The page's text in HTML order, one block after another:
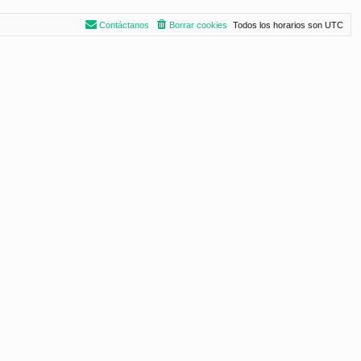
Todos los horarios son UTC
Borrar cookies
Contáctanos